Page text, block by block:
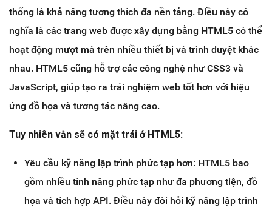
thống là khả năng tương thích đa nền tảng. Điều này có
nghĩa là các trang web được xây dựng bằng HTML5 có thể
hoạt động mượt mà trên nhiều thiết bị và trình duyệt khác
nhau. HTML5 cũng hỗ trợ các công nghệ như CSS3 và
JavaScript, giúp tạo ra trải nghiệm web tốt hơn với hiệu
ứng đồ họa và tương tác nâng cao.
Tuy nhiên vẫn sẽ có mặt trái ở HTML5:
Yêu cầu kỹ năng lập trình phức tạp hơn: HTML5 bao
gồm nhiều tính năng phức tạp như đa phương tiện, đồ
họa và tích hợp API. Điều này đòi hỏi kỹ năng lập trình